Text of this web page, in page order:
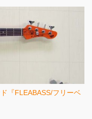
『FLEABASS/フリーベ